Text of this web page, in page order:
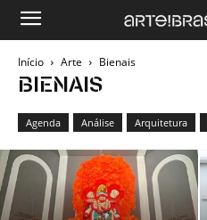
Início Arte Bienais
BIENAIS
Agenda Análise Arquitetura